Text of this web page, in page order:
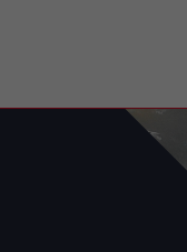
Emplois
Organisation
communale